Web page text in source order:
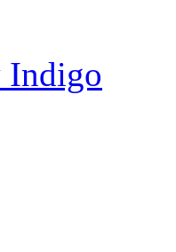
Indigo